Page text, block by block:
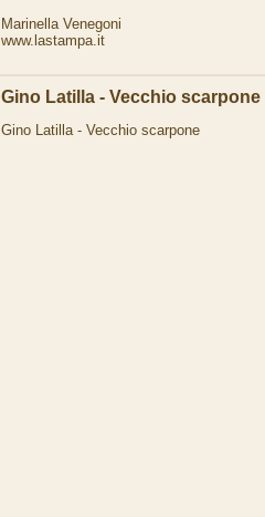
Marinella Venegoni
www.lastampa.it
Gino Latilla - Vecchio scarpone
Gino Latilla - Vecchio scarpone